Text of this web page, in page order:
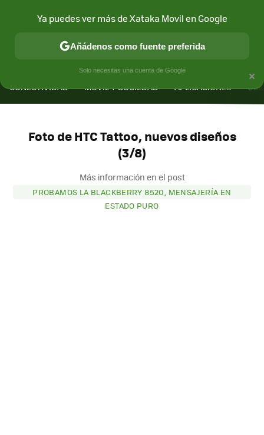
CONECTIVIDAD MÓVIL Y SOCIEDAD APLICACIONES
Foto de HTC Tattoo, nuevos diseños
(3/8)
Más información en el post
PROBAMOS LA BLACKBERRY 8520, MENSAJERÍA EN
ESTADO PURO
×
Ya puedes ver más de Xataka Movil en Google
Añádenos como fuente preferida
Solo necesitas una cuenta de Google